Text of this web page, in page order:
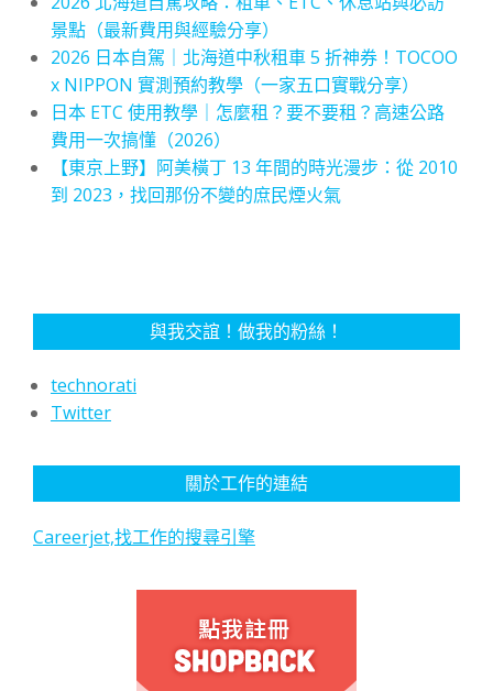
景點（最新費用與經驗分享）
2026 日本自駕｜北海道中秋租車 5 折神券！TOCOO
x NIPPON 實測預約教學（一家五口實戰分享）
日本 ETC 使用教學｜怎麼租？要不要租？高速公路
費用一次搞懂（2026）
【東京上野】阿美橫丁 13 年間的時光漫步：從 2010
到 2023，找回那份不變的庶民煙火氣
與我交誼！做我的粉絲！
technorati
Twitter
關於工作的連結
Careerjet,找工作的搜尋引擎